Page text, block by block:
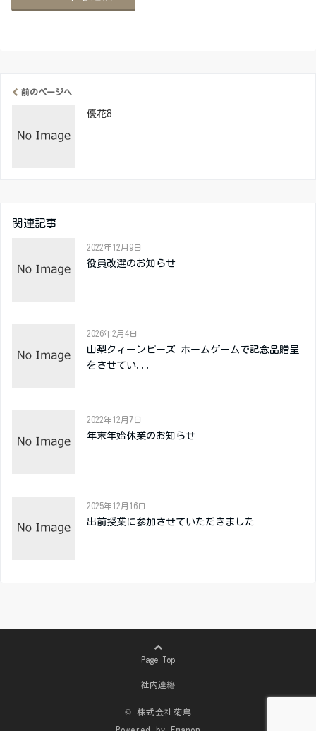
前のページへ
優花8
関連記事
2022年12月9日
役員改選のお知らせ
2026年2月4日
山梨クィーンビーズ ホームゲームで記念品贈呈
をさせてい...
2022年12月7日
年末年始休業のお知らせ
2025年12月16日
出前授業に参加させていただきました
Page Top
社内連絡
© 株式会社菊島